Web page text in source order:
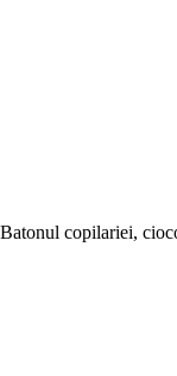
Batonul copilariei,